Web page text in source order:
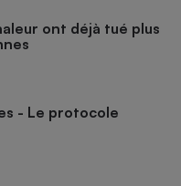
ont déjà tué plus
- Le protocole